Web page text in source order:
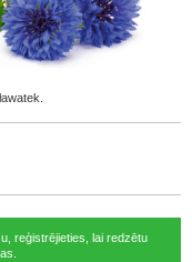
reģistrējieties, lai redzētu